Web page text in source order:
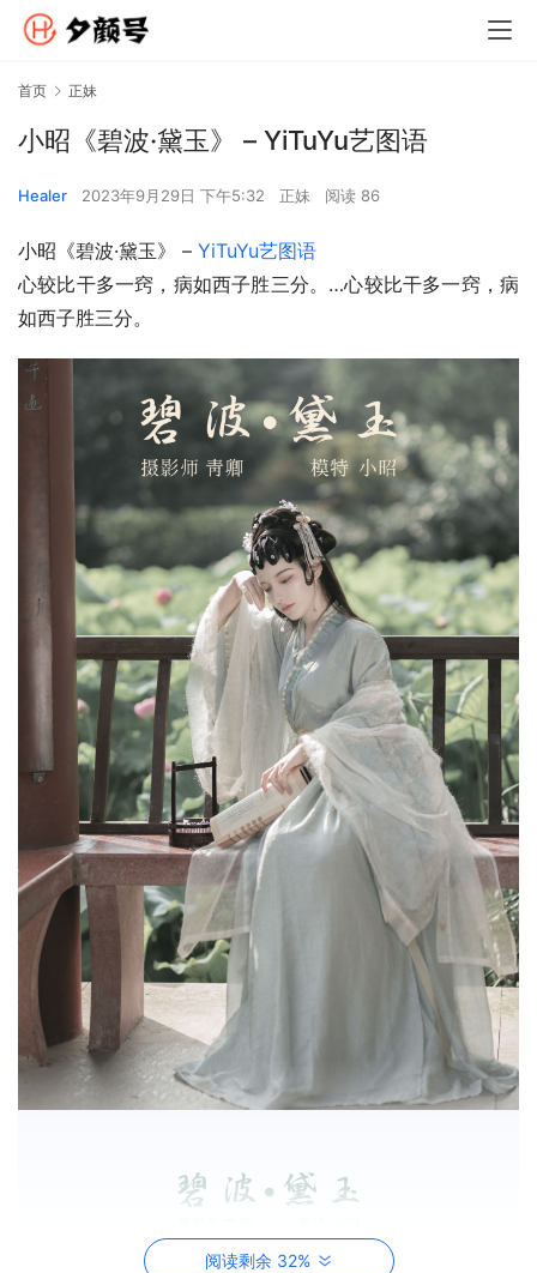
首页 正妹
小昭《碧波·黛玉》 – YiTuYu艺图语
Healer 2023年9月29日 下午5:32 正妹 阅读 86
小昭《碧波·黛玉》 – YiTuYu艺图语
心较比干多一窍，病如西子胜三分。…心较比干多一窍，病
如西子胜三分。
阅读剩余 32%